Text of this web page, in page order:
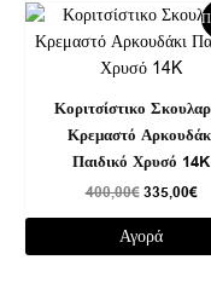
Κοριτσίστικο
Κρεμαστό
Παιδικό Χρυσό 14K
400,00€
Original
was:
400,00€.
335,00€
Η
Αγορά